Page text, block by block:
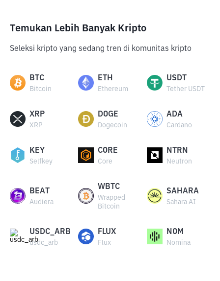
Temukan Lebih Banyak Kripto
Seleksi kripto yang sedang tren di komunitas kripto
BTC
Bitcoin
ETH
Ethereum
USDT
Tether USDT
XRP
XRP
DOGE
Dogecoin
ADA
Cardano
KEY
Selfkey
CORE
Core
NTRN
Neutron
BEAT
Audiera
WBTC
Wrapped
Bitcoin
SAHARA
Sahara AI
USDC_ARB
usdc_arb
FLUX
Flux
NOM
Nomina